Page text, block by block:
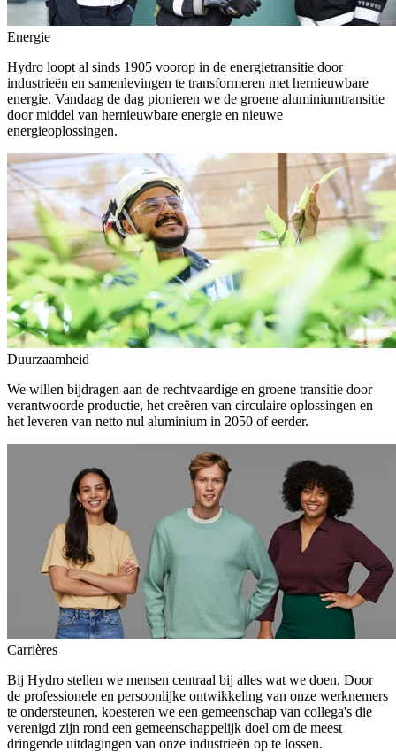
Energie
Hydro loopt al sinds 1905 voorop in de energietransitie door
industrieën en samenlevingen te transformeren met hernieuwbare
energie. Vandaag de dag pionieren we de groene aluminiumtransitie
door middel van hernieuwbare energie en nieuwe
energieoplossingen.
Duurzaamheid
We willen bijdragen aan de rechtvaardige en groene transitie door
verantwoorde productie, het creëren van circulaire oplossingen en
het leveren van netto nul aluminium in 2050 of eerder.
Carrières
Bij Hydro stellen we mensen centraal bij alles wat we doen. Door
de professionele en persoonlijke ontwikkeling van onze werknemers
te ondersteunen, koesteren we een gemeenschap van collega's die
verenigd zijn rond een gemeenschappelijk doel om de meest
dringende uitdagingen van onze industrieën op te lossen.